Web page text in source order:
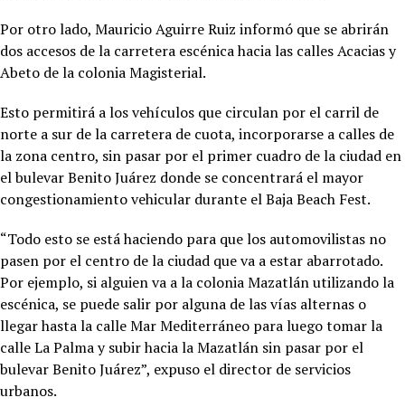
Por otro lado, Mauricio Aguirre Ruiz informó que se abrirán
dos accesos de la carretera escénica hacia las calles Acacias y
Abeto de la colonia Magisterial.
Esto permitirá a los vehículos que circulan por el carril de
norte a sur de la carretera de cuota, incorporarse a calles de
la zona centro, sin pasar por el primer cuadro de la ciudad en
el bulevar Benito Juárez donde se concentrará el mayor
congestionamiento vehicular durante el Baja Beach Fest.
“Todo esto se está haciendo para que los automovilistas no
pasen por el centro de la ciudad que va a estar abarrotado.
Por ejemplo, si alguien va a la colonia Mazatlán utilizando la
escénica, se puede salir por alguna de las vías alternas o
llegar hasta la calle Mar Mediterráneo para luego tomar la
calle La Palma y subir hacia la Mazatlán sin pasar por el
bulevar Benito Juárez”, expuso el director de servicios
urbanos.